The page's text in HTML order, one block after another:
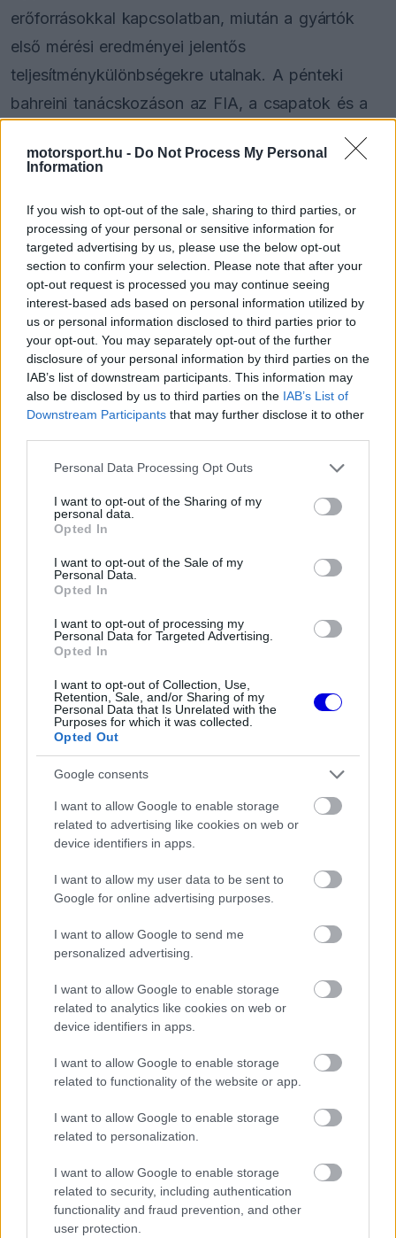
motorsport.hu - Do Not Process My Personal
Information
If you wish to opt-out of the sale, sharing to third parties, or
processing of your personal or sensitive information for
targeted advertising by us, please use the below opt-out
section to confirm your selection. Please note that after your
opt-out request is processed you may continue seeing
interest-based ads based on personal information utilized by
us or personal information disclosed to third parties prior to
your opt-out. You may separately opt-out of the further
disclosure of your personal information by third parties on the
IAB’s list of downstream participants. This information may
also be disclosed by us to third parties on the IAB’s List of
Downstream Participants that may further disclose it to other
Please note that this website/app uses one or more Google
not limited to your visit or usage behaviour. You may click to
grant or deny consent to Google and its third-party tags to
use your data for below specified purposes in below Google
consent section.
Personal Data Processing Opt Outs
I want to opt-out of the Sharing of my
personal data.
Opted In
I want to opt-out of the Sale of my
Personal Data.
Opted In
I want to opt-out of processing my
Personal Data for Targeted Advertising.
Opted In
I want to opt-out of Collection, Use,
Retention, Sale, and/or Sharing of my
Personal Data that Is Unrelated with the
Purposes for which it was collected.
Opted Out
Google consents
I want to allow Google to enable storage
related to advertising like cookies on web or
device identifiers in apps.
I want to allow my user data to be sent to
Google for online advertising purposes.
I want to allow Google to send me
personalized advertising.
I want to allow Google to enable storage
related to analytics like cookies on web or
device identifiers in apps.
I want to allow Google to enable storage
related to functionality of the website or app.
I want to allow Google to enable storage
related to personalization.
I want to allow Google to enable storage
related to security, including authentication
functionality and fraud prevention, and other
user protection.
erőforrásokkal kapcsolatban, miután a gyártók
első mérési eredményei jelentős
teljesítménykülönbségekre utalnak. A pénteki
bahreini tanácskozáson az FIA, a csapatok és a
esetleges visszatérése mellett számos egyéb
A megbeszélés hátterében meghúzódó
feszültségeket jól érzékelteti, hogy Robert Reid,
az FIA sportigazgató-helyettese egy nappal a
találkozó előtt benyújtotta lemondását. A kritikus
helyzetet elsősorban a már évekkel ezelőtt
rögzített, 50-50 százalékos elektromos és
belsőégésű motor teljesítményfelosztása okozza,
egyensúlytalanságokat eredményezhet.
loading.
modal
window.
The media could not be loaded, either because
the server or network failed or because the format
Az öt motorgyártó közül mindössze egyetlen
szereplő tűnik megfelelő helyzetben, míg egy
másik fejlesztéseiről szinte semmilyen információ
nem szivárgott ki. A fennmaradó három esetében
egyik gyártó által választott bioüzemanyag-
preferált szintetikus üzemanyaggal szemben.
EZEKET IS AJÁNLJUK
FORMA-1
A saját protezsáltja állhat Max
Verstappen útjába a jövőben
Újabb technikai fejlesztés
nehezítheti meg Piastri életét a
McLarennél